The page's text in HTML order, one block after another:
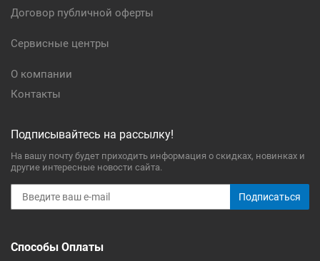
Договор публичной оферты
Сервисные центры
О компании
Контакты
Подписывайтесь на рассылку!
На вашу почту будет приходить информация о скидках, новинках и
другие интересные новости сайта.
Подписаться
Способы Оплаты